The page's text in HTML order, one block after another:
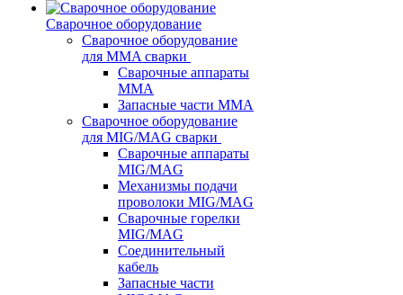
Сварочное оборудование
Сварочное оборудование
для MMA сварки
Сварочные аппараты
MMA
Запасные части MMA
Сварочное оборудование
для MIG/MAG сварки
Сварочные аппараты
MIG/MAG
Механизмы подачи
проволоки MIG/MAG
Сварочные горелки
MIG/MAG
Соединительный
кабель
Запасные части